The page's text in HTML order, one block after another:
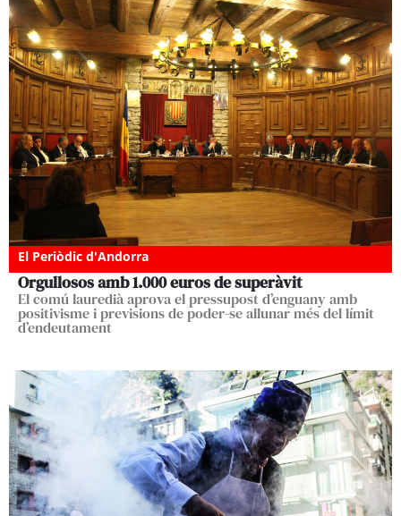
El Periòdic d'Andorra
Orgullosos amb 1.000 euros de superàvit
El comú lauredià aprova el pressupost d’enguany amb
positivisme i previsions de poder-se allunar més del límit
d’endeutament